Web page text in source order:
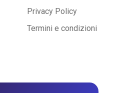
Privacy Policy
Termini e condizioni